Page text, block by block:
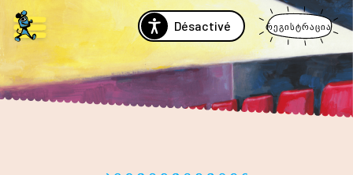
Désactivé რეგისტრაცია